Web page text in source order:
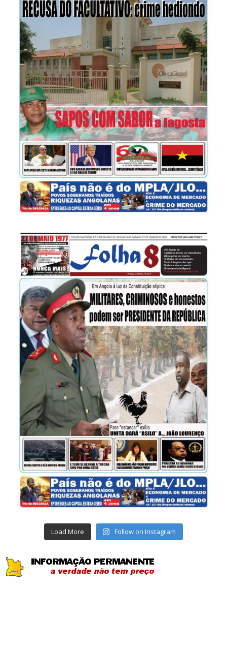
Load More Follow on Instagram